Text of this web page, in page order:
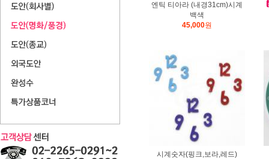
엔틱 티아라 (내경31cm)시계
백색
45,000원
시계숫자(핑크,보라,레드)